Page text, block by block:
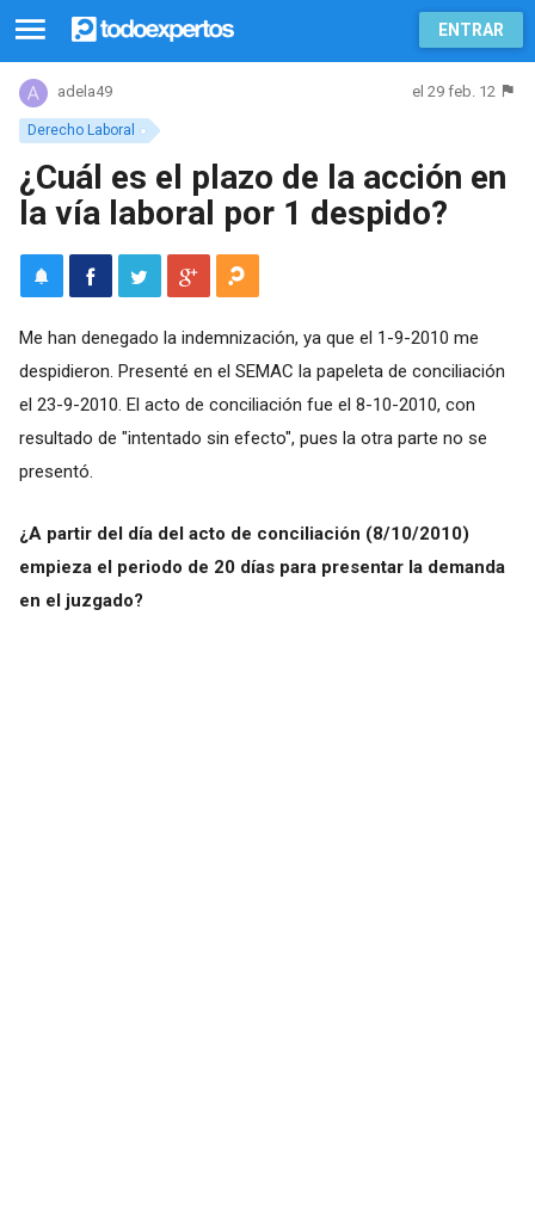
ENTRAR
Derecho Laboral
adela49 el 29 feb. 12
¿Cuál es el plazo de la acción en
la vía laboral por 1 despido?
Me han denegado la indemnización, ya que el 1-9-2010 me
despidieron. Presenté en el SEMAC la papeleta de conciliación
el 23-9-2010. El acto de conciliación fue el 8-10-2010, con
resultado de "intentado sin efecto", pues la otra parte no se
presentó.
¿A partir del día del acto de conciliación (8/10/2010)
empieza el periodo de 20 días para presentar la demanda
en el juzgado?